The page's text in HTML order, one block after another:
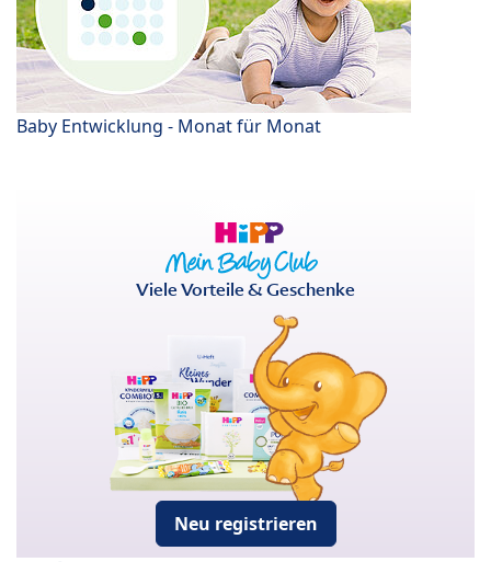
Baby Entwicklung - Monat für Monat
Viele Vorteile & Geschenke
Neu registrieren